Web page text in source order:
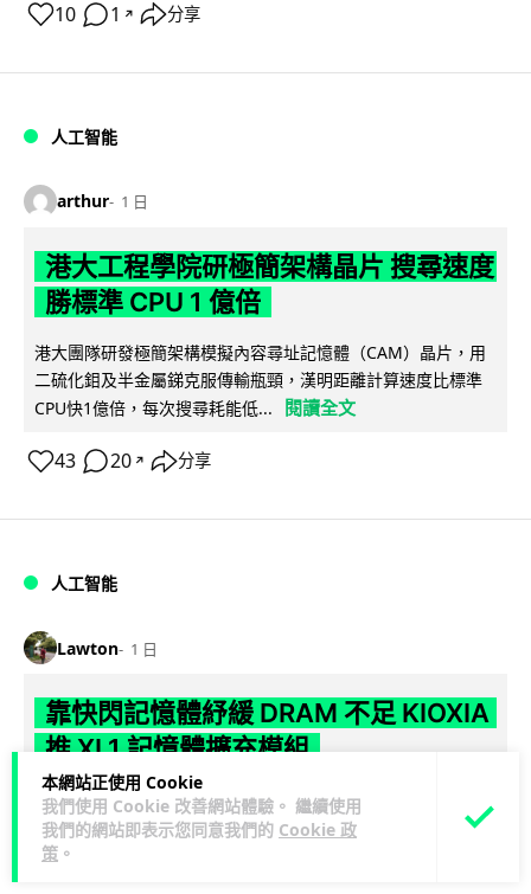
本網站正使用 Cookie
我們使用 Cookie 改善網站體驗。 繼續使用
我們的網站即表示您同意我們的 Cookie 政
策 。
10 1 ↗ 分享
人工智能
arthur 1 日
港大工程學院研極簡架構晶片 搜尋速度
勝標準 CPU 1 億倍
港大團隊研發極簡架構模擬內容尋址記憶體（CAM）晶片，用
二硫化鉬及半金屬銻克服傳輸瓶頸，漢明距離計算速度比標準
CPU快1億倍，每次搜尋耗能低...
閱讀全文
43 20 ↗ 分享
人工智能
Lawton 1 日
靠快閃記憶體紓緩 DRAM 不足 KIOXIA
推 XL1 記憶體擴充模組
KIOXIA 發表全新記憶體擴充模組 XL1 系列，結合低延遲快閃記
憶體 XL-FLASH 與 CXL 介面，將快閃記憶體轉化為記憶體擴充
方...